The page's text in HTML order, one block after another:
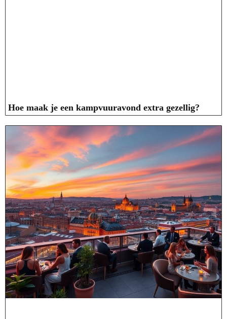
Hoe maak je een kampvuuravond extra gezellig?